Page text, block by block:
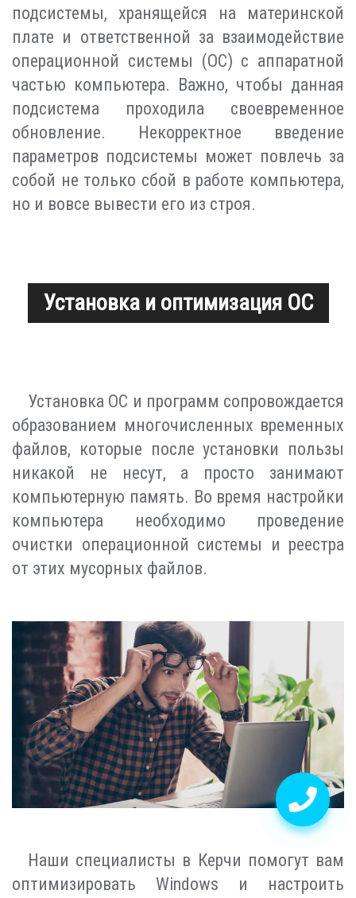
подсистемы, хранящейся на материнской
плате и ответственной за взаимодействие
операционной системы (ОС) с аппаратной
частью компьютера. Важно, чтобы данная
подсистема проходила своевременное
обновление. Некорректное введение
параметров подсистемы может повлечь за
собой не только сбой в работе компьютера,
но и вовсе вывести его из строя.
Установка и оптимизация ОС
Установка ОС и программ сопровождается
образованием многочисленных временных
файлов, которые после установки пользы
никакой не несут, а просто занимают
компьютерную память. Во время настройки
компьютера необходимо проведение
очистки операционной системы и реестра
от этих мусорных файлов.
Наши специалисты в Керчи помогут вам
оптимизировать Windows и настроить